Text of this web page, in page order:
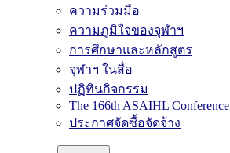
ความร่วมมือ
ความภูมิใจของจุฬาฯ
การศึกษาและหลักสูตร
จุฬาฯ ในสื่อ
ปฏิทินกิจกรรม
The 166th ASAIHL Conference
ประกาศจัดซื้อจัดจ้าง